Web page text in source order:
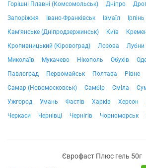
Горішні Плавні (Комсомольськ)
Дніпро
Запоріжжя
Івано-Франківськ Ізмаїл
Ірпінь
Кам'янське (Дніпродзержинськ)
Київ
Кропивницький (Кіровоград)
Лозова Лубни
Миколаїв
Мукачево Нікополь Обухів
Павлоград
Первомайськ Полтава
Рівне
Самар (Новомосковськ)
Самбір Сміла
Ужгород
Умань Фастів Харків Херсон
Черкаси
Чернівці Чернігів Чорноморськ
Єврофаст Плюс гель 50г